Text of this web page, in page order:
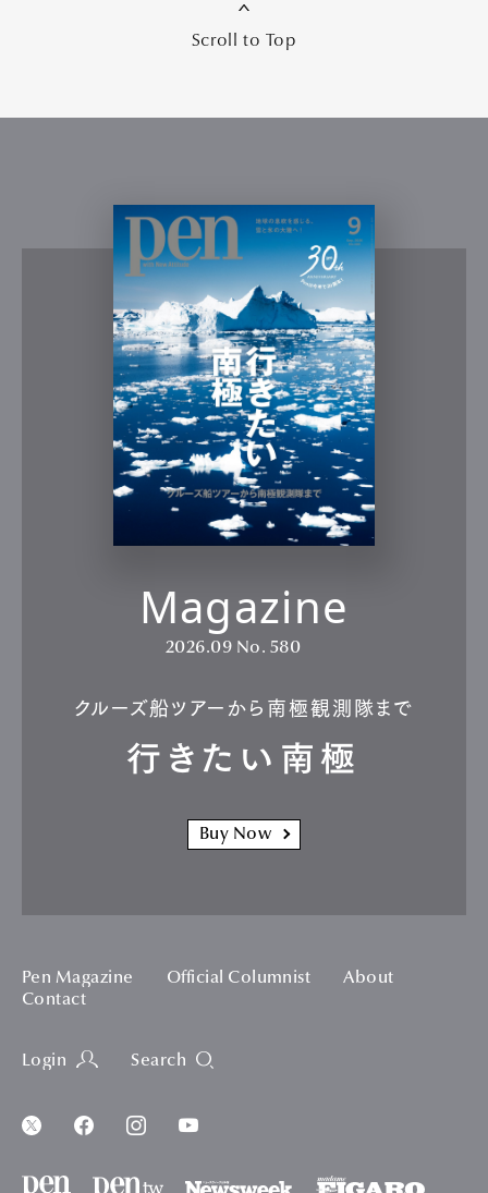
Scroll to Top
Magazine
2026.09 No. 580
クルーズ船ツアーから南極観測隊まで
行きたい南極
Buy Now
Pen Magazine Official Columnist
About
Contact
Login Search